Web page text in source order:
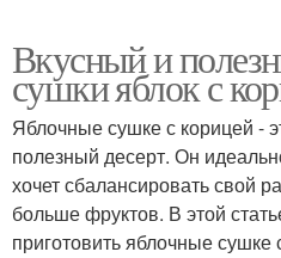
Вкусный и
сушки яблок с
Яблочные сушке с корицей -
полезный десерт. Он
хочет сбалансировать свой
больше фруктов. В этой
приготовить яблочные сушке